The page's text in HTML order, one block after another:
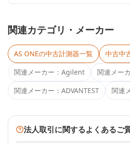
関連カテゴリ・メーカー
AS ONEの中古計測器一覧 中古中
関連メーカー： Agilent 関連メー
関連メーカー： ADVANTEST 関連
法人取引に関するよくあるご